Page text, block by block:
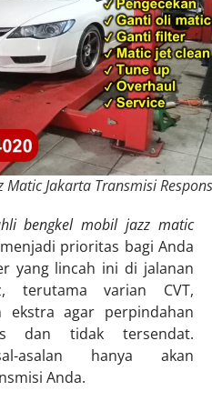
Matic Jakarta Transmisi
bengkel mobil jazz matic
prioritas bagi Anda
yang lincah ini di jalanan
terutama varian CVT,
ekstra agar perpindahan
dan tidak tersendat.
asalan hanya akan
Anda.